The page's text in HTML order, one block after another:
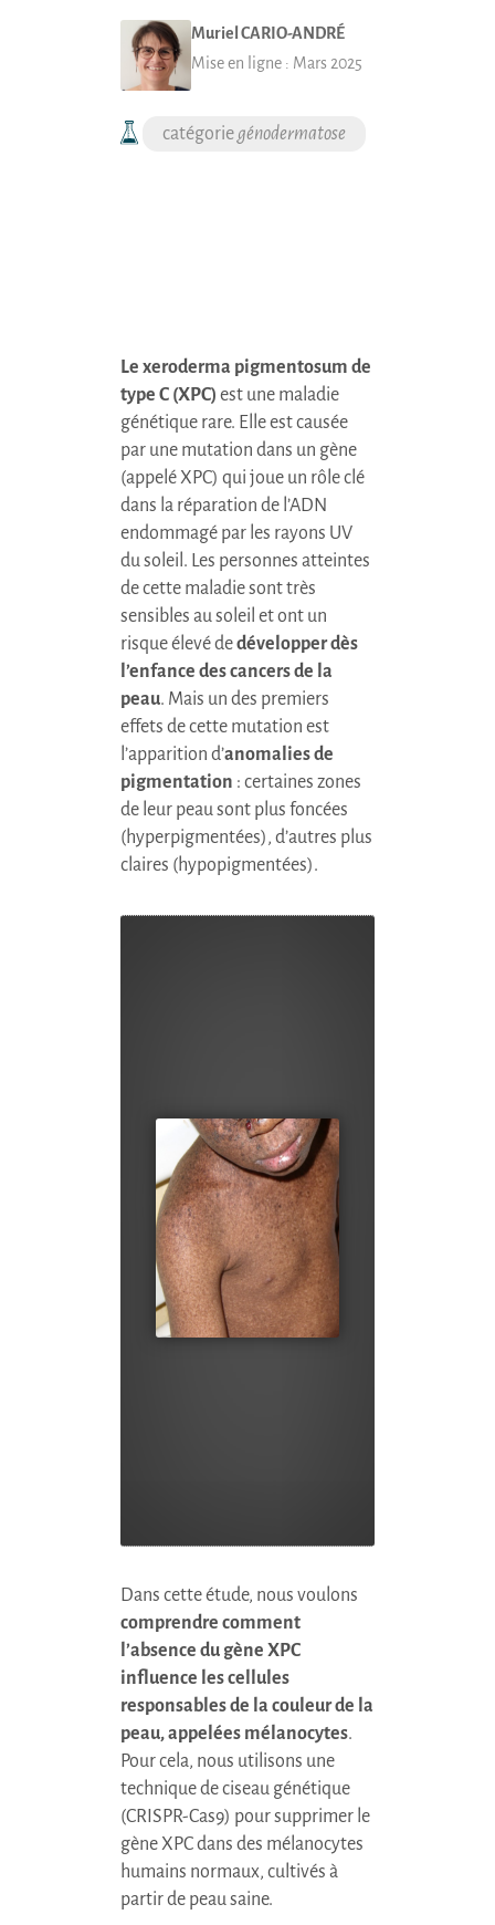
Muriel CARIO-ANDRÉ
Mise en ligne : Mars 2025
génodermatose
Le xeroderma pigmentosum de
type C (XPC) est une maladie
génétique rare. Elle est causée
par une mutation dans un gène
(appeléXPC) qui joue un rôle clé
dans la réparation de l’ADN
endommagé par les rayons UV
du soleil. Les personnes atteintes
de cette maladie sont très
sensibles au soleil et ont un
risque élevé dedévelopper dès
l’enfance des cancers de la
peau. Mais un des premiers
effets de cette mutation est
l’apparition d’anomalies de
pigmentation : certaines zones
de leur peau sont plus foncées
(hyperpigmentées), d’autres plus
claires (hypopigmentées).
Dans cette étude, nous voulons
comprendre comment
l’absence du gèneXPC
influence les cellules
responsables de la couleur de la
peau, appelées mélanocytes.
Pour cela, nous utilisons une
technique de ciseau génétique
(CRISPR-Cas9) pour supprimer le
gèneXPCdans des mélanocytes
humains normaux, cultivés à
partir de peau saine.